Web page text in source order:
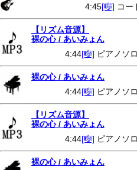
4:45[🎼] コ
【リズム音源】
裸の心 / あいみょん
4:44[🎼] ピアノソ
裸の心 / あいみょん
4:44[🎼] ピアノソ
【リズム音源】
裸の心 / あいみょん
4:44[🎼] ピアノソ
裸の心 / あいみょん